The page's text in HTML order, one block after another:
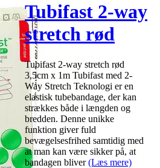
Tubifast 2-way
stretch rød
3,5cm x 1m
Tubifast 2-way stretch rød
3,5cm x 1m Tubifast med 2-
Way Stretch Teknologi er en
elastisk tubebandage, der kan
strækkes både i længden og
bredden. Denne unikke
funktion giver fuld
bevægelsesfrihed samtidig med
at man kan være sikker på, at
bandagen bliver(Læs mere)